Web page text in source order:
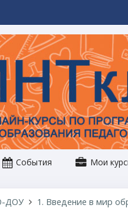
События Мои
ДОУ 1. Введение в мир